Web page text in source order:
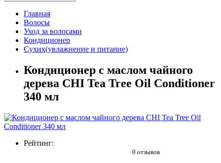
Главная
Волосы
Уход за волосами
Кондиционер
Сухих(увлажнение и питание)
Кондиционер с маслом чайного
дерева CHI Tea Tree Oil Conditioner
340 мл
Рейтинг:
0 отзывов